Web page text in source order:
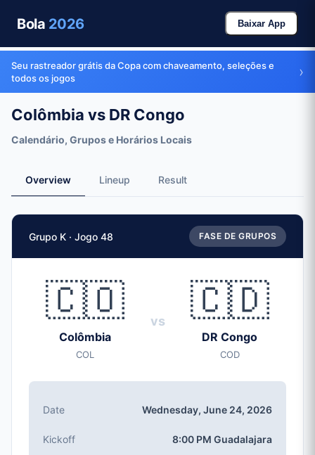
Bola 2026 Baixar App
Seu rastreador grátis da Copa com chaveamento, seleções e
todos os jogos
›
Colômbia vs DR Congo
Calendário, Grupos e Horários Locais
Overview Lineup Result
Fatos da partida
Partida
🇨🇴 Colômbia (COL)vs
🇨🇩 DR Congo (COD)
Wednesday, Jun 24, 2026
Estádio
Cidade
Guadalajara, México
Grupo K · Jogo 48 FASE DE GRUPOS
🇨🇴
Colômbia
COL
vs 🇨🇩
DR Congo
COD
Date Wednesday, June 24, 2026
Kickoff 8:00 PM Guadalajara